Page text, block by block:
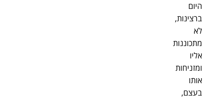
היום
ברצינות,
לא
מתכוננות
אליו
ומזניחות
אותו
בעצם,